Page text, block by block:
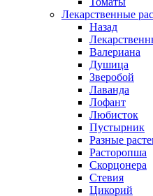
Лекарственные
Назад
Валериана
Душица
Зверобой
Лаванда
Лофант
Любисток
Пустырник
Разные
Расторопша
Скорцонера
Стевия
Цикорий